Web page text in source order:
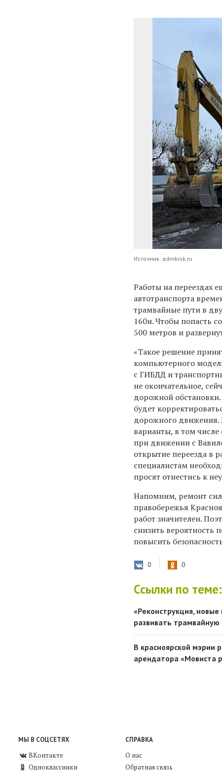
Источник: admkrsk.ru
Работы на переездах
автотранспорта
трамвайные пути в
160и. Чтобы попасть
500 метров и
«Такое решение
компьютерного
с ГИБДД и
не окончательное,
дорожной
будет
дорожного движения.
варианты, в том
при движении с
открытие переезда в
специалистам
просят отнестись к
Напомним, ремонт
правобережья
работ значителен.
снизить вероятность
повысить
0 0
Ссылки по теме:
«Реконструкция,
развивать трамвайную
В красноярской мэрии
арендатора «Мовиста
МЫ В СОЦСЕТЯХ
ВКонтакте
Одноклассники
СПРАВКА
О нас
Обратная связь